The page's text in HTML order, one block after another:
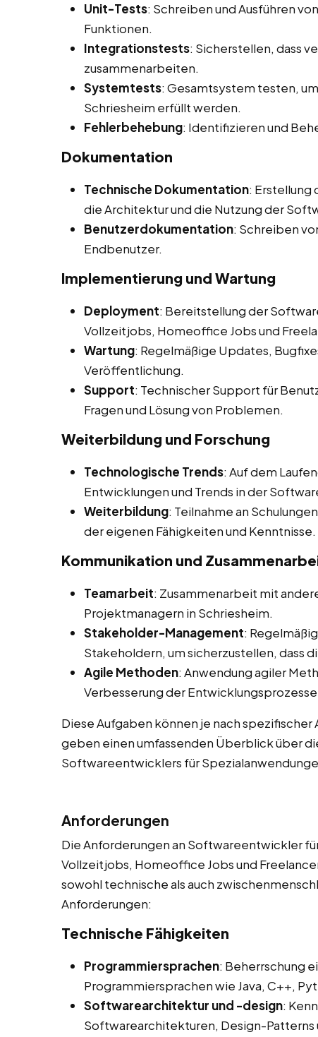
Unit-Tests: Schreiben und Ausführen
Funktionen.
Integrationstests: Sicherstellen, dass
zusammenarbeiten.
Systemtests: Gesamtsystem testen,
Schriesheim erfüllt werden.
Fehlerbehebung: Identifizieren und
Dokumentation
Technische Dokumentation:
die Architektur und die Nutzung der
Benutzerdokumentation: Schreiben
Endbenutzer.
Implementierung und Wartung
Deployment: Bereitstellung der
Vollzeitjobs, Homeoffice Jobs und
Wartung: Regelmäßige Updates,
Veröffentlichung.
Support: Technischer Support für
Fragen und Lösung von Problemen.
Weiterbildung und Forschung
Technologische Trends: Auf dem
Entwicklungen und Trends in der
Weiterbildung: Teilnahme an
der eigenen Fähigkeiten und Kenntnisse.
Kommunikation und
Teamarbeit: Zusammenarbeit mit
Projektmanagern in Schriesheim.
Stakeholder-Management:
Stakeholdern, um sicherzustellen, dass
Agile Methoden: Anwendung agiler
Verbesserung der
Diese Aufgaben können je nach
geben einen umfassenden Überblick über
Softwareentwicklers für
Anforderungen
Die Anforderungen an Softwareentwickler
Vollzeitjobs, Homeoffice Jobs und
sowohl technische als auch
Anforderungen:
Technische Fähigkeiten
Programmiersprachen: Beherrschung
Programmiersprachen wie Java, C++,
Softwarearchitektur und -design:
Softwarearchitekturen, Design-Patterns